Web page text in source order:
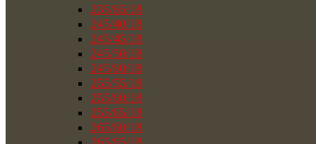
235/65/18
245/40/18
245/45/18
245/50/18
245/60/18
255/55/18
255/60/18
255/65/18
265/60/18